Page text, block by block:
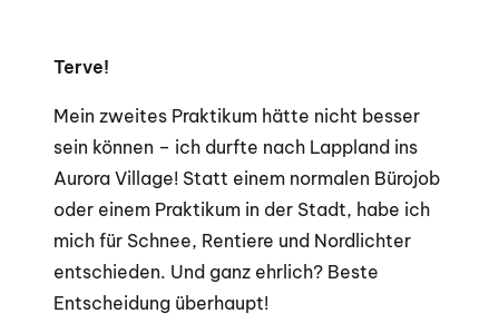
Terve!
Mein zweites Praktikum hätte nicht besser
sein können – ich durfte nach Lappland ins
Aurora Village! Statt einem normalen Bürojob
oder einem Praktikum in der Stadt, habe ich
mich für Schnee, Rentiere und Nordlichter
entschieden. Und ganz ehrlich? Beste
Entscheidung überhaupt!